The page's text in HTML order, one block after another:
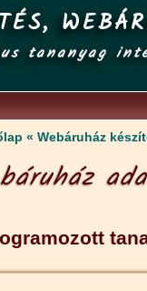
tananyag
Webáruház